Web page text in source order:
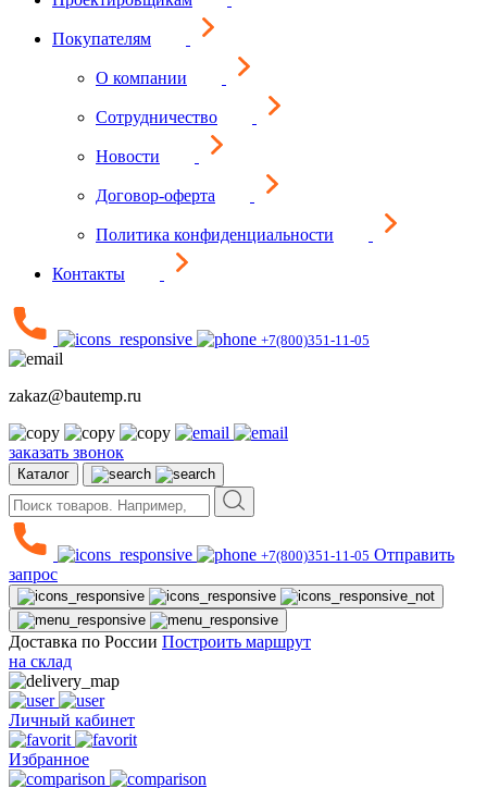
Покупателям
О компании
Сотрудничество
Новости
Договор-оферта
Политика конфиденциальности
Контакты
+7(800)351-11-05
zakaz@bautemp.ru
заказать звонок
Каталог
+7(800)351-11-05 Отправить
запрос
Доставка по России Построить маршрут
на склад
Личный кабинет
Избранное